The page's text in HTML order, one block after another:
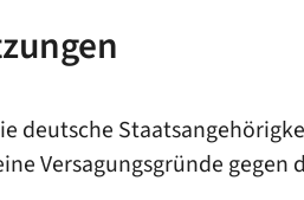
deutsche
Versagungsgründe